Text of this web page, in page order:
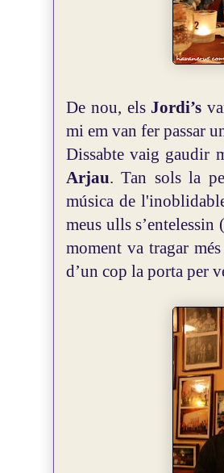
De nou, els Jordi’s
mi em van fer passar
Dissabte vaig gaudir
Arjau. Tan sols la
música de
meus ulls
moment va tragar
d’un cop la porta per